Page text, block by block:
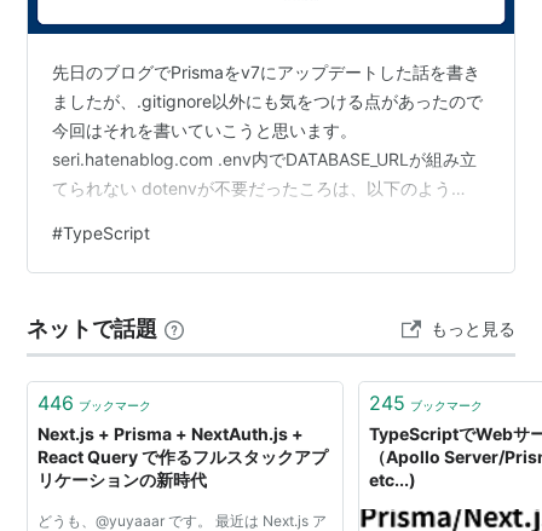
先日のブログでPrismaをv7にアップデートした話を書き
ましたが、.gitignore以外にも気をつける点があったので
今回はそれを書いていこうと思います。
seri.hatenablog.com .env内でDATABASE_URLが組み立
てられない dotenvが不要だったころは、以下のよう
た。 DATABASE_HOST=localhost
DATABASE_PORT=5432
DATABASE_PASSWORD=password
DATABASE_NAME=dbname DATA…
#TypeScript
ネットで話題 もっと見る
446 ブックマーク
Next.js + Prisma + NextAuth.js +
React Query で作るフルスタックアプ
リケーションの新時代
どうも、@yuyaaar です。 最近は Next.js ア
245 ブックマーク
TypeScriptでWebサ
（Apollo Server/
etc...)